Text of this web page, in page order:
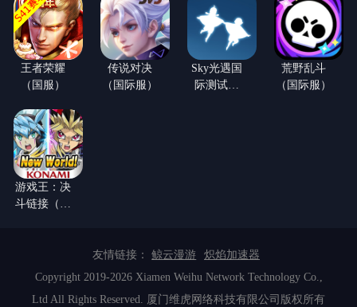
王者荣耀
（国服）
传说对决
（国际服）
Sky光遇国
际测试服
荒野乱斗
（国际服）
游戏王：决
斗链接（国
友情链接： 鲸云漫游
炽焰加速器
Copyright 2019-2026 Xiamen Weihu Network Technology Co.,
Ltd All Rights Reserved. 厦门维虎网络科技有限公司版权所有